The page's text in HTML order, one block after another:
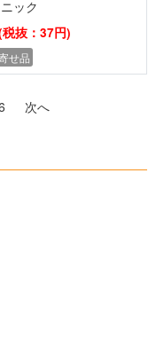
ック
抜：37円)
せ品
次へ